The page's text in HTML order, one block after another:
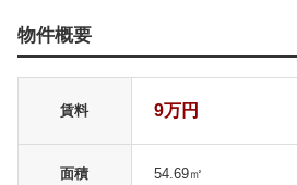
物件概要
賃料 9万円
面積 54.69㎡